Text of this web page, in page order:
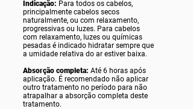
Indicação: Para todos os cabelos,
principalmente cabelos secos
naturalmente, ou com relaxamento,
progressivas ou luzes. Para cabelos
com relaxamento, luzes ou químicas
pesadas é indicado hidratar sempre que
a umidade relativa do ar estiver baixa.
Absorção completa: Até 6 horas após
aplicação. É recomendado não aplicar
outro tratamento no período para não
atrapalhar a absorção completa deste
tratamento.